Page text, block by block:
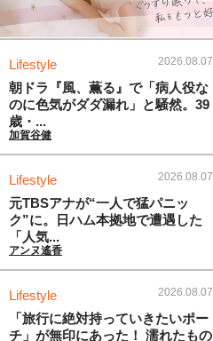
Lifestyle 2026.08.07
朝ドラ『風、薫る』で「病人役な
のに色気がダダ漏れ」と騒然。39
歳・...
加賀谷健
Lifestyle 2026.08.07
元TBSアナが“一人で猛パニッ
ク”に。日ハム本拠地で遭遇した
「人気...
アンヌ遙香
Lifestyle 2026.08.07
「旅行に絶対持っていきたいポー
チ」が無印にあった！ 濡れたもの